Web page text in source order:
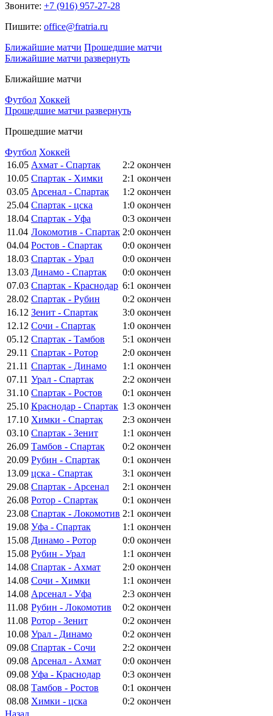
Звоните: +7 (916) 957-27-28
Пишите: office@fratria.ru
Ближайшие матчи Прошедшие матчи
Ближайшие матчи развернуть
Ближайшие матчи
Футбол Хоккей
Прошедшие матчи развернуть
Прошедшие матчи
Футбол Хоккей
16.05 Ахмат - Спартак 2:2 окончен
10.05 Спартак - Химки 2:1 окончен
03.05 Арсенал - Спартак 1:2 окончен
25.04 Спартак - цска 1:0 окончен
18.04 Спартак - Уфа 0:3 окончен
11.04 Локомотив - Спартак 2:0 окончен
04.04 Ростов - Спартак 0:0 окончен
18.03 Спартак - Урал 0:0 окончен
13.03 Динамо - Спартак 0:0 окончен
07.03 Спартак - Краснодар 6:1 окончен
28.02 Спартак - Рубин 0:2 окончен
16.12 Зенит - Спартак 3:0 окончен
12.12 Сочи - Спартак 1:0 окончен
05.12 Спартак - Тамбов 5:1 окончен
29.11 Спартак - Ротор 2:0 окончен
21.11 Спартак - Динамо 1:1 окончен
07.11 Урал - Спартак 2:2 окончен
31.10 Спартак - Ростов 0:1 окончен
25.10 Краснодар - Спартак 1:3 окончен
17.10 Химки - Спартак 2:3 окончен
03.10 Спартак - Зенит 1:1 окончен
26.09 Тамбов - Спартак 0:2 окончен
20.09 Рубин - Спартак 0:1 окончен
13.09 цска - Спартак 3:1 окончен
29.08 Спартак - Арсенал 2:1 окончен
26.08 Ротор - Спартак 0:1 окончен
23.08 Спартак - Локомотив 2:1 окончен
19.08 Уфа - Спартак 1:1 окончен
15.08 Динамо - Ротор 0:0 окончен
15.08 Рубин - Урал 1:1 окончен
14.08 Спартак - Ахмат 2:0 окончен
14.08 Сочи - Химки 1:1 окончен
14.08 Арсенал - Уфа 2:3 окончен
11.08 Рубин - Локомотив 0:2 окончен
11.08 Ротор - Зенит 0:2 окончен
10.08 Урал - Динамо 0:2 окончен
09.08 Спартак - Сочи 2:2 окончен
09.08 Арсенал - Ахмат 0:0 окончен
09.08 Уфа - Краснодар 0:3 окончен
08.08 Тамбов - Ростов 0:1 окончен
08.08 Химки - цска 0:2 окончен
Назад